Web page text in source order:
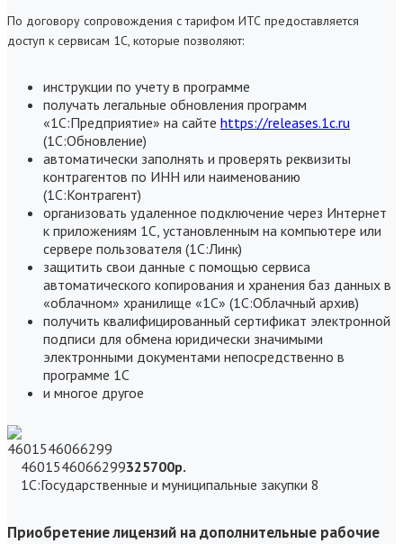
По договору сопровождения с тарифом ИТС предоставляется
доступ к сервисам 1С, которые позволяют:
инструкции по учету в программе
получать легальные обновления программ
«1С:Предприятие» на сайте https://releases.1c.ru
(1С:Обновление)
автоматически заполнять и проверять реквизиты
контрагентов по ИНН или наименованию
(1С:Контрагент)
организовать удаленное подключение через Интернет
к приложениям 1С, установленным на компьютере или
сервере пользователя (1С:Линк)
защитить свои данные с помощью сервиса
автоматического копирования и хранения баз данных в
«облачном» хранилище «1С» (1С:Облачный архив)
получить квалифицированный сертификат электронной
подписи для обмена юридически значимыми
электронными документами непосредственно в
программе 1С
и многое другое
4601546066299325700р.
1С:Государственные и муниципальные закупки 8
Приобретение лицензий на дополнительные рабочие